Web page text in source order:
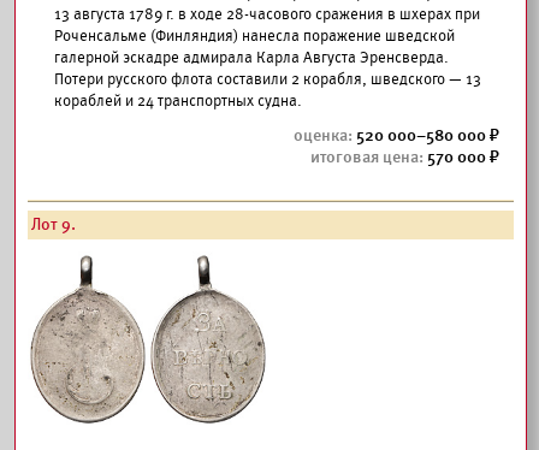
13 августа 1789 г. в ходе 28-часового сражения в шхерах при
Роченсальме (Финляндия) нанесла поражение шведской
галерной эскадре адмирала Карла Августа Эренсверда.
Потери русского флота составили 2 корабля, шведского — 13
кораблей и 24 транспортных судна.
520 000–580 000
570 000
Лот 9.